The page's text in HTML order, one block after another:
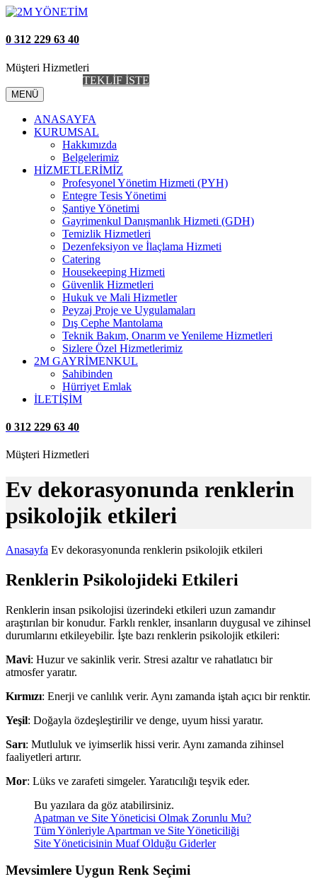
0 312 229 63 40
Müşteri Hizmetleri
TEKLİF İSTE
MENÜ
ANASAYFA
KURUMSAL
Hakkımızda
Belgelerimiz
HİZMETLERİMİZ
Profesyonel Yönetim Hizmeti (PYH)
Entegre Tesis Yönetimi
Şantiye Yönetimi
Gayrimenkul Danışmanlık Hizmeti (GDH)
Temizlik Hizmetleri
Dezenfeksiyon ve İlaçlama Hizmeti
Catering
Housekeeping Hizmeti
Güvenlik Hizmetleri
Hukuk ve Mali Hizmetler
Peyzaj Proje ve Uygulamaları
Dış Cephe Mantolama
Teknik Bakım, Onarım ve Yenileme Hizmetleri
Sizlere Özel Hizmetlerimiz
2M GAYRİMENKUL
Sahibinden
Hürriyet Emlak
İLETİŞİM
0 312 229 63 40
Müşteri Hizmetleri
Ev dekorasyonunda renklerin
psikolojik etkileri
Anasayfa Ev dekorasyonunda renklerin psikolojik etkileri
Renklerin Psikolojideki Etkileri
Renklerin insan psikolojisi üzerindeki etkileri uzun zamandır
araştırılan bir konudur. Farklı renkler, insanların duygusal ve zihinsel
durumlarını etkileyebilir. İşte bazı renklerin psikolojik etkileri:
Mavi: Huzur ve sakinlik verir. Stresi azaltır ve rahatlatıcı bir
atmosfer yaratır.
Kırmızı: Enerji ve canlılık verir. Aynı zamanda iştah açıcı bir renktir.
Yeşil: Doğayla özdeşleştirilir ve denge, uyum hissi yaratır.
Sarı: Mutluluk ve iyimserlik hissi verir. Aynı zamanda zihinsel
faaliyetleri artırır.
Mor: Lüks ve zarafeti simgeler. Yaratıcılığı teşvik eder.
Bu yazılara da göz atabilirsiniz.
Apatman ve Site Yöneticisi Olmak Zorunlu Mu?
Tüm Yönleriyle Apartman ve Site Yöneticiliği
Site Yöneticisinin Muaf Olduğu Giderler
Mevsimlere Uygun Renk Seçimi